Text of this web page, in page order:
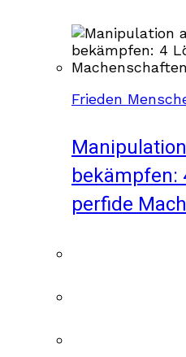
Frieden
bekämpfen:
perfide